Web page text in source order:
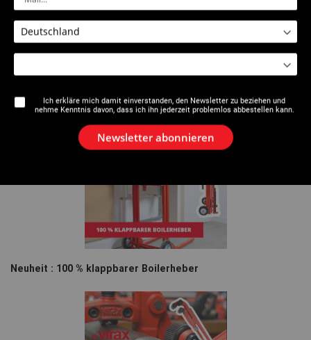
Neuheit : 100 % klappbarer Boilerheber
Ich erkläre mich damit einverstanden, den Newsletter zu beziehen und
nehme Kenntnis davon, dass ich ihn jederzeit problemlos abbestellen kann.
Newsletter abonnieren